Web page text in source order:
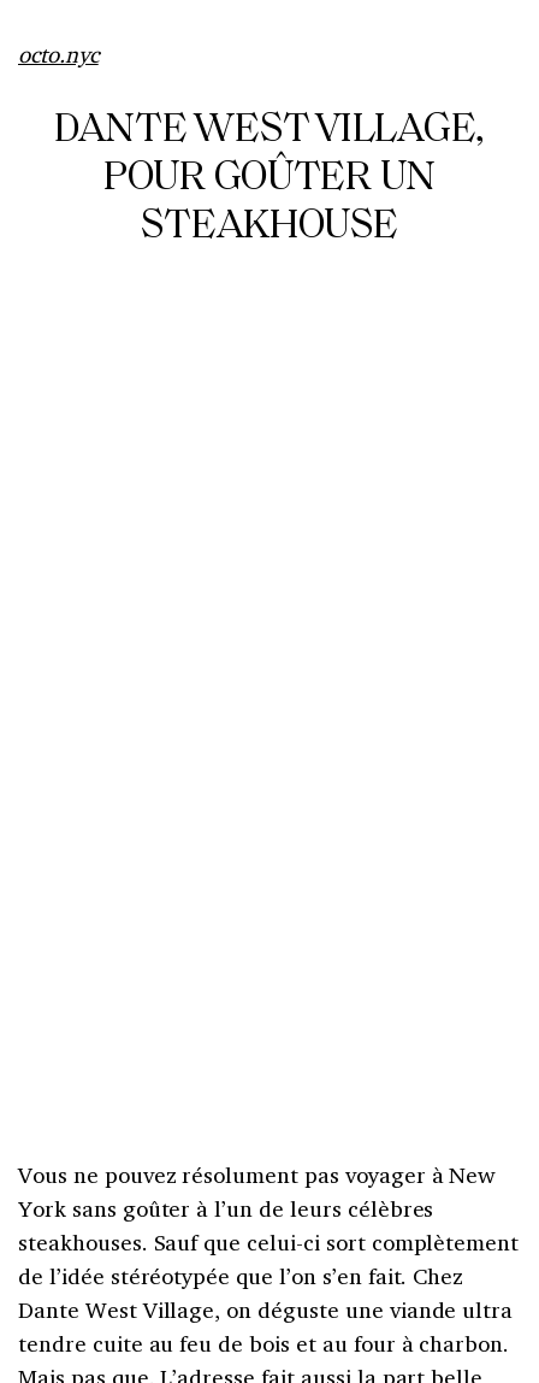
octo.nyc
DANTE WEST VILLAGE,
POUR GOÛTER UN
STEAKHOUSE
Vous ne pouvez résolument pas voyager à New
York sans goûter à l’un de leurs célèbres
steakhouses. Sauf que celui-ci sort complètement
de l’idée stéréotypée que l’on s’en fait. Chez
Dante West Village, on déguste une viande ultra
tendre cuite au feu de bois et au four à charbon.
Mais pas que. L’adresse fait aussi la part belle